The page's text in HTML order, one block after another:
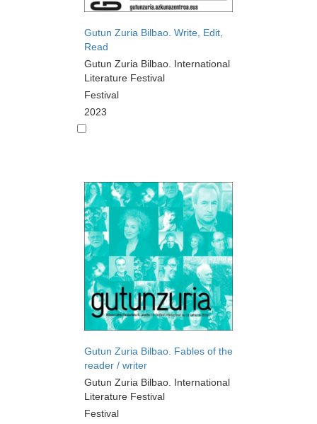
Gutun Zuria Bilbao. Write, Edit,
Read
Gutun Zuria Bilbao. International
Literature Festival
Festival
2023
Gutun Zuria Bilbao. Fables of the
reader / writer
Gutun Zuria Bilbao. International
Literature Festival
Festival